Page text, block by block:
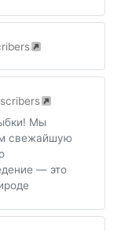
Мы
свежайшую
— это